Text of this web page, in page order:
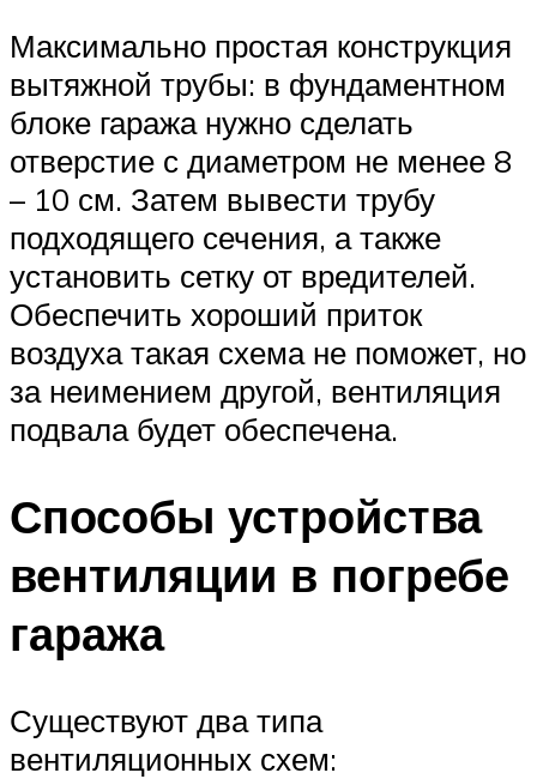
Максимально простая конструкция
вытяжной трубы: в фундаментном
блоке гаража нужно сделать
отверстие с диаметром не менее 8
– 10 см. Затем вывести трубу
подходящего сечения, а также
установить сетку от вредителей.
Обеспечить хороший приток
воздуха такая схема не поможет, но
за неимением другой, вентиляция
подвала будет обеспечена.
Способы устройства
вентиляции в погребе
гаража
Существуют два типа
вентиляционных схем: